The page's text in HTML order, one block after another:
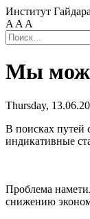
Институт Гайдара
A A A
Мы
Thursday,
В поисках путей
индикативные
Проблема
снижению